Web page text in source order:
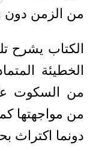
من الزمن دون
الكتاب يشرح
الخطيئة
من السكوت
من مواجهتها
دونما اكتراث